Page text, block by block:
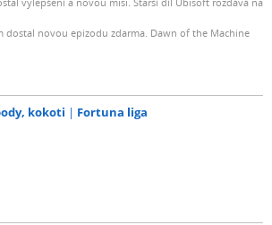
dostal novou epizodu zdarma. Dawn of the Machine
kokoti Fortuna liga